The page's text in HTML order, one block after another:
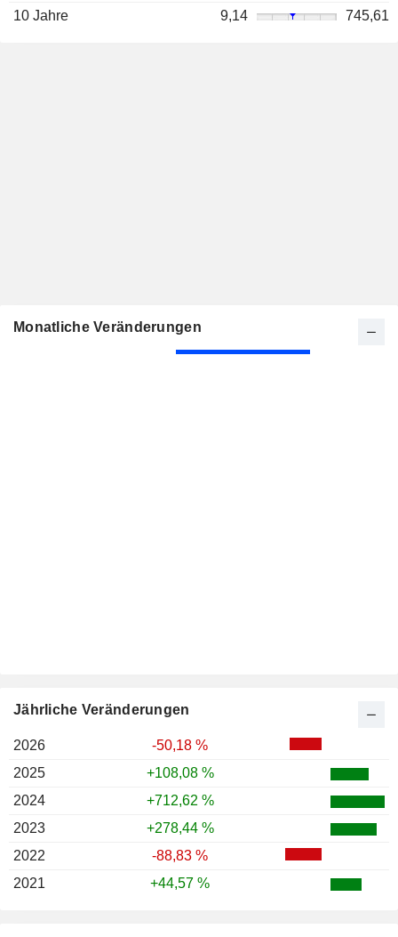
10 Jahre
9,14 745,61
Monatliche Veränderungen
Jährliche Veränderungen
2026
-50,18 %
2025
+108,08 %
2024
+712,62 %
2023
+278,44 %
2022
-88,83 %
2021
+44,57 %